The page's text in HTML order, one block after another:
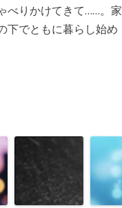
べりかけてきて……。家
下でともに暮らし始め